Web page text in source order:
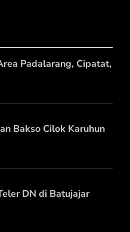
Padalarang, Cipatat,
Bakso Cilok Karuhun
DN di Batujajar